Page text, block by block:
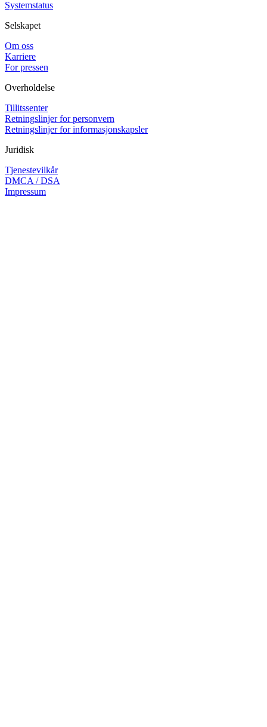
Systemstatus
Selskapet
Om oss
Karriere
For pressen
Overholdelse
Tillitssenter
Retningslinjer for personvern
Retningslinjer for informasjonskapsler
Juridisk
Tjenestevilkår
DMCA / DSA
Impressum